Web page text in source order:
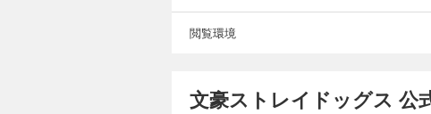
閲覧環境
文豪ストレイドッグス 公